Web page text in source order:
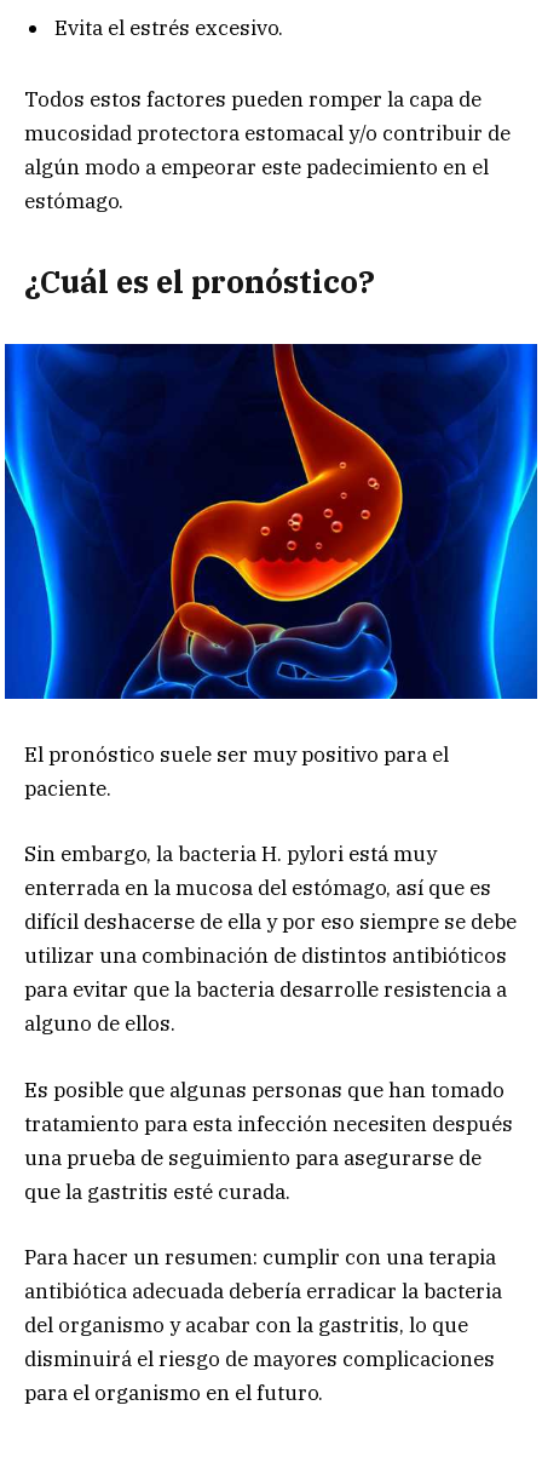
Evita el estrés excesivo.
Todos estos factores pueden romper la capa de
mucosidad protectora estomacal y/o contribuir de
algún modo a empeorar este padecimiento en el
estómago.
¿Cuál es el pronóstico?
El pronóstico suele ser muy positivo para el
paciente.
Sin embargo, la bacteria H. pylori está muy
enterrada en la mucosa del estómago, así que es
difícil deshacerse de ella y por eso siempre se debe
utilizar una combinación de distintos antibióticos
para evitar que la bacteria desarrolle resistencia a
alguno de ellos.
Es posible que algunas personas que han tomado
tratamiento para esta infección necesiten después
una prueba de seguimiento para asegurarse de
que la gastritis esté curada.
Para hacer un resumen: cumplir con una terapia
antibiótica adecuada debería erradicar la bacteria
del organismo y acabar con la gastritis, lo que
disminuirá el riesgo de mayores complicaciones
para el organismo en el futuro.